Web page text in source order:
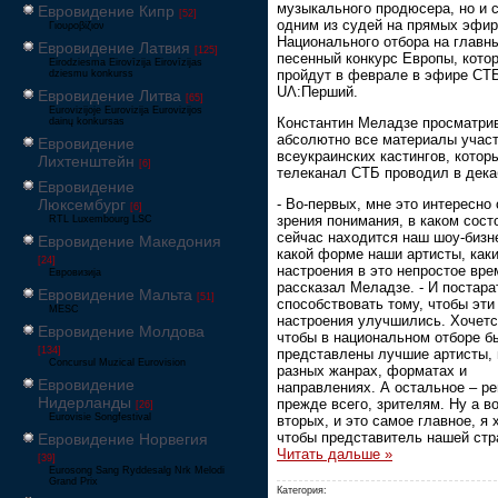
Евровидение Кипр [52]
Γιουροβίζιον
Евровидение Латвия [125]
Eirodziesma Eirovīzija Eirovīzijas
dziesmu konkurss
Евровидение Литва [65]
Eurovizijoje Eurovizija Eurovizijos
dainų konkursas
Евровидение
Лихтенштейн [6]
Евровидение
Люксембург [6]
RTL Luxembourg LSC
Евровидение Македония
[24]
Евровизија
Евровидение Мальта [51]
MESC
Евровидение Молдова
[134]
Concursul Muzical Eurovision
Евровидение
Нидерланды [26]
Eurovisie Songfestival
Евровидение Норвегия
[39]
Eurosong Sang Ryddesalg Nrk Melodi
Grand Prix
музыкального продюсера, но и
одним из судей на прямых
Национального отбора на
песенный конкурс Европы,
пройдут в феврале в эфире
UΛ:Перший.
Константин Меладзе
абсолютно все материалы
всеукраинских кастингов,
телеканал СТБ проводил в
- Во-первых, мне это интересно
зрения понимания, в каком
сейчас находится наш шоу-
какой форме наши артисты,
настроения в это непростое
рассказал Меладзе. - И
способствовать тому, чтобы эти
настроения улучшились.
чтобы в национальном отборе
представлены лучшие артисты,
разных жанрах, форматах и
направлениях. А остальное –
прежде всего, зрителям. Ну а
вторых, и это самое главное, я
чтобы представитель нашей
Читать дальше »
Категория: